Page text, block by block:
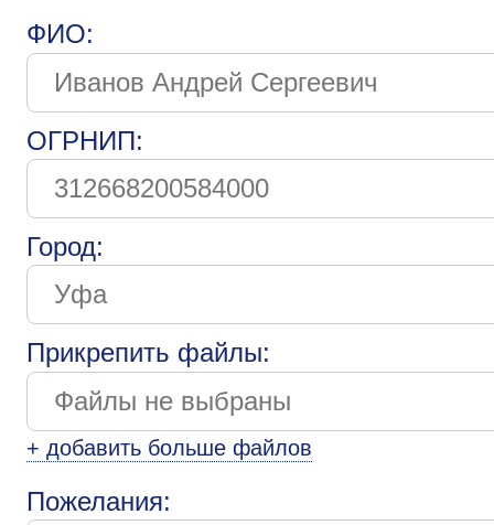
ФИО:
ОГРНИП:
Город:
Прикрепить файлы:
+ добавить больше файлов
Пожелания: